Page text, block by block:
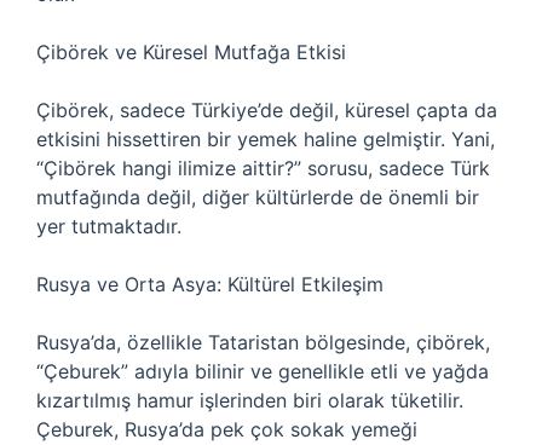
Çibörek ve Küresel Mutfağa Etkisi
Çibörek, sadece Türkiye’de değil, küresel çapta da
etkisini hissettiren bir yemek haline gelmiştir. Yani,
“Çibörek hangi ilimize aittir?” sorusu, sadece Türk
mutfağında değil, diğer kültürlerde de önemli bir
yer tutmaktadır.
Rusya ve Orta Asya: Kültürel Etkileşim
Rusya’da, özellikle Tataristan bölgesinde, çibörek,
“Çeburek” adıyla bilinir ve genellikle etli ve yağda
kızartılmış hamur işlerinden biri olarak tüketilir.
Çeburek, Rusya’da pek çok sokak yemeği